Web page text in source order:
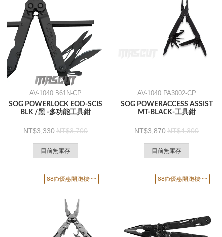
AV-1040 B61N-CP
SOG POWERLOCK EOD-SCIS
BLK /黑 -多功能工具鉗
3,330 3,700
目前無庫存
AV-1040 PA3002-CP
SOG POWERACCESS ASSIST
MT-BLACK-工具鉗
3,870 4,300
目前無庫存
88節優惠開跑樓~~ 88節優惠開跑樓~~